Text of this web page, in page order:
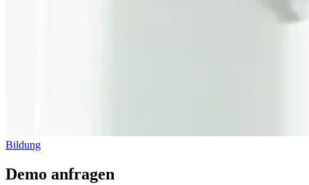
Bildung
Demo anfragen